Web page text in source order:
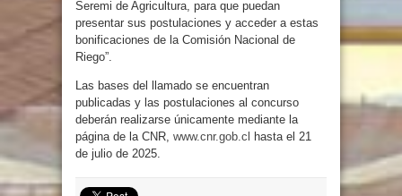
Seremi de Agricultura, para que puedan
presentar sus postulaciones y acceder a estas
bonificaciones de la Comisión Nacional de
Riego”.
Las bases del llamado se encuentran
publicadas y las postulaciones al concurso
deberán realizarse únicamente mediante la
página de la CNR, www.cnr.gob.cl
hasta el 21
de julio de 2025.